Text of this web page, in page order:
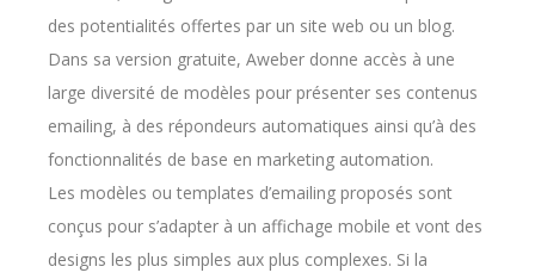
des potentialités offertes par un site web ou un blog.
Dans sa version gratuite, Aweber donne accès à une
large diversité de modèles pour présenter ses contenus
emailing, à des répondeurs automatiques ainsi qu’à des
fonctionnalités de base en marketing automation.
Les modèles ou templates d’emailing proposés sont
conçus pour s’adapter à un affichage mobile et vont des
designs les plus simples aux plus complexes. Si la